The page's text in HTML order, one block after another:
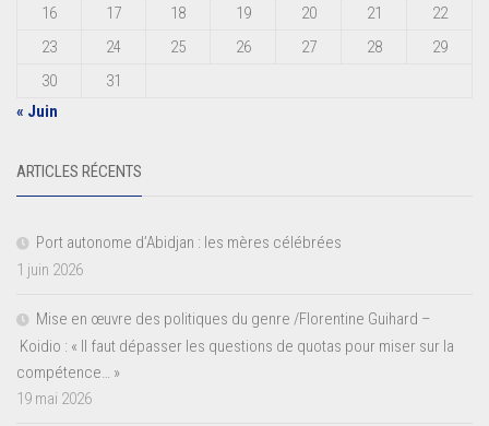
16
17 18 19 20 21
22
23
24 25 26 27 28
29
30
31
« Juin
ARTICLES RÉCENTS
Port autonome d’Abidjan : les mères célébrées
1 juin 2026
Mise en œuvre des politiques du genre /Florentine Guihard –
Koidio : « Il faut dépasser les questions de quotas pour miser sur la
compétence… »
19 mai 2026